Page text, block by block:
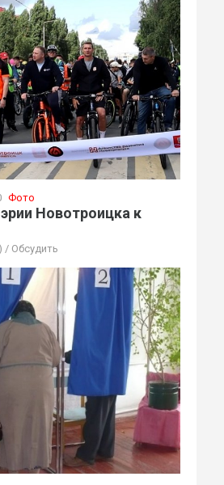
Фото
Новотроицка к
/ Обсудить